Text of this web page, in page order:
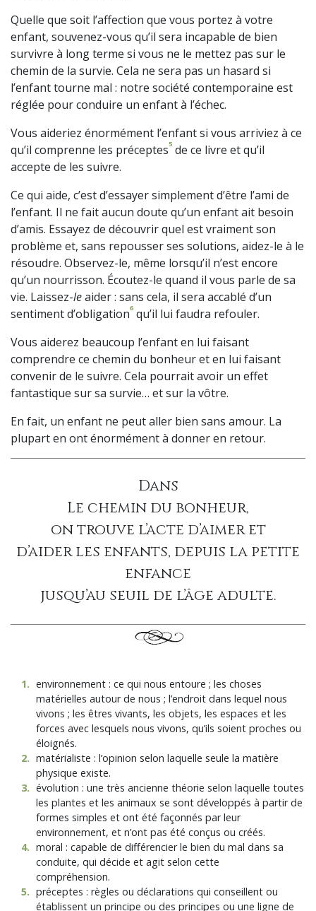
Quelle que soit l’affection que vous portez à votre
enfant, souvenez-vous qu’il sera incapable de bien
survivre à long terme si vous ne le mettez pas sur le
chemin de la survie. Cela ne sera pas un hasard si
l’enfant tourne mal : notre société contemporaine est
réglée pour conduire un enfant à l’échec.
Vous aideriez énormément l’enfant si vous arriviez à ce
qu’il comprenne les préceptes5 de ce livre et qu’il
accepte de les suivre.
Ce qui aide, c’est d’essayer simplement d’être l’ami de
l’enfant. Il ne fait aucun doute qu’un enfant ait besoin
d’amis. Essayez de découvrir quel est vraiment son
problème et, sans repousser ses solutions, aidez-le à le
résoudre. Observez-le, même lorsqu’il n’est encore
qu’un nourrisson. Écoutez-le quand il vous parle de sa
vie. Laissez-leaider : sans cela, il sera accablé d’un
sentiment d’obligation6 qu’il lui faudra refouler.
Vous aiderez beaucoup l’enfant en lui faisant
comprendre ce chemin du bonheur et en lui faisant
convenir de le suivre. Cela pourrait avoir un effet
fantastique sur sa survie… et sur la vôtre.
En fait, un enfant ne peut aller bien sans amour. La
plupart en ont énormément à donner en retour.
Dans
Le chemin du bonheur,
on trouve l’acte d’aimer et
d’aider les enfants, depuis la petite
enfance
jusqu’au seuil de l’âge adulte.
1. environnement : ce qui nous entoure ; les choses
matérielles autour de nous ; l’endroit dans lequel nous
vivons ; les êtres vivants, les objets, les espaces et les
forces avec lesquels nous vivons, qu’ils soient proches ou
éloignés.
2. matérialiste : l’opinion selon laquelle seule la matière
physique existe.
3. évolution : une très ancienne théorie selon laquelle toutes
les plantes et les animaux se sont développés à partir de
formes simples et ont été façonnés par leur
environnement, et n’ont pas été conçus ou créés.
4. moral : capable de différencier le bien du mal dans sa
conduite, qui décide et agit selon cette
compréhension.
5. préceptes : règles ou déclarations qui conseillent ou
établissent un principe ou des principes ou une ligne de